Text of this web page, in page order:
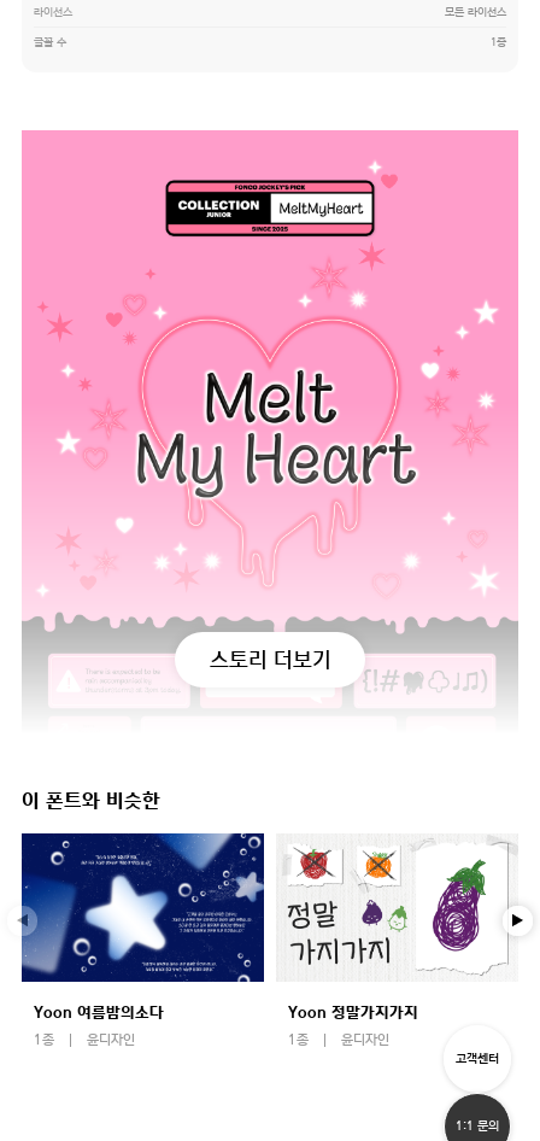
라이선스 모든 라이선스
글꼴 수 1종
스토리 더보기
이 폰트와 비슷한
Yoon 여름밤의소다
1종 윤디자인
Yoon 정말가지가지
1종 윤디자인
고객센터
1:1 문의